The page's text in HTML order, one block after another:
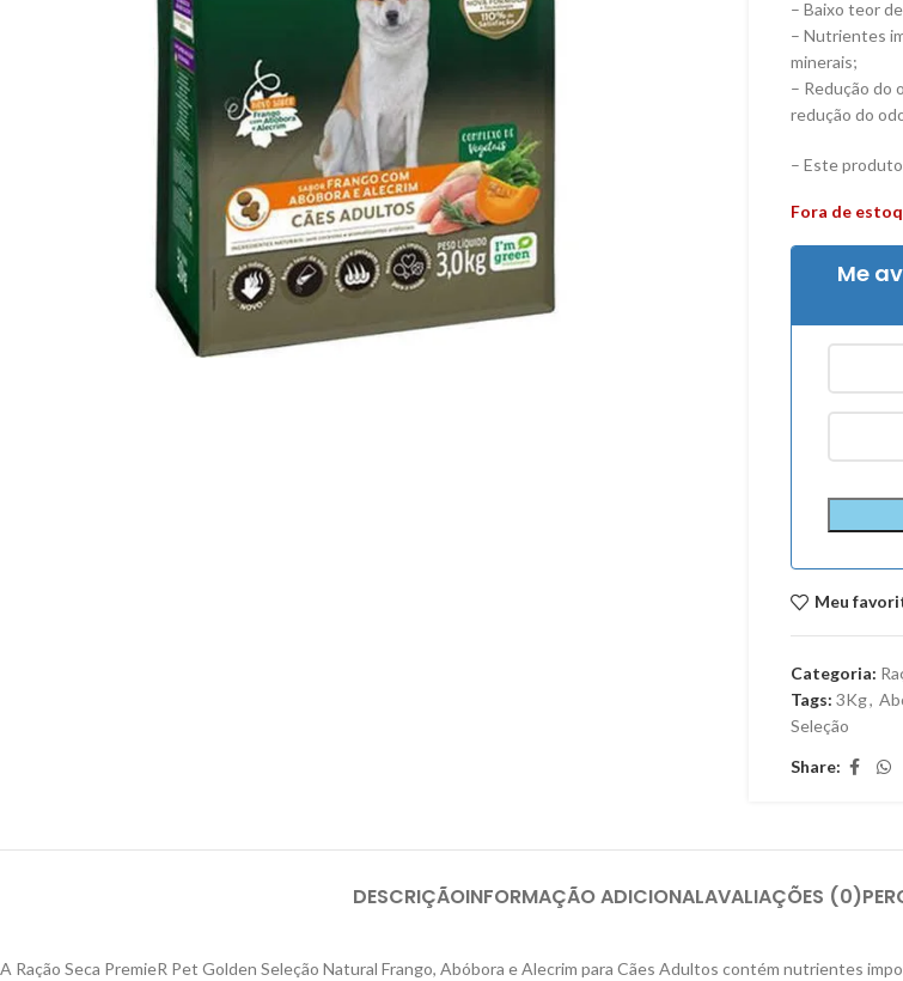
– Baixo teor
– Nutrientes
minerais;
– Redução do
redução do
– Este
Fora de
Me
Meu
Categoria:
Tags: 3Kg,
Seleção
Share:
DESCRIÇÃOINFORMAÇÃO ADICIONALAVALIAÇÕES (0)
A Ração Seca PremieR Pet Golden Seleção Natural Frango, Abóbora e Alecrim para Cães Adultos contém nutrientes